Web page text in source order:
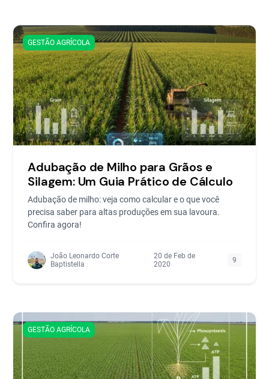
GESTÃO AGRÍCOLA
Adubação de Milho para Grãos e
Silagem: Um Guia Prático de Cálculo
Adubação de milho: veja como calcular e o que você
precisa saber para altas produções em sua lavoura.
Confira agora!
João Leonardo Corte
Baptistella
20 de Feb de
2020
9
GESTÃO AGRÍCOLA